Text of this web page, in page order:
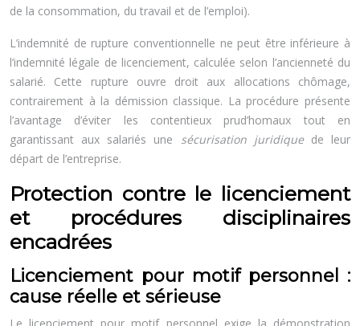
de la consommation, du travail et de l’emploi).
L’indemnité de rupture conventionnelle ne peut être inférieure à
l’indemnité légale de licenciement, calculée selon l’ancienneté du
salarié. Cette rupture ouvre droit aux allocations chômage,
contrairement à la démission classique. La procédure présente
l’avantage d’éviter les contentieux prud’homaux tout en
garantissant aux salariés une sécurisation juridique de leur
départ de l’entreprise.
Protection contre le licenciement
et procédures disciplinaires
encadrées
Licenciement pour motif personnel :
cause réelle et sérieuse